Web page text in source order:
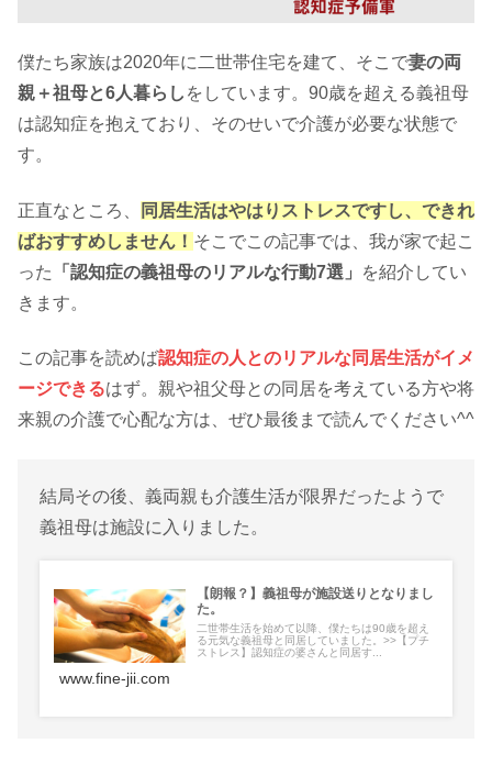
僕たち家族は2020年に二世帯住宅を建て、そこで妻の両
親＋祖母と6人暮らし をしています。90歳を超える義祖母
は認知症を抱えており、そのせいで介護が必要な状態で
す。
正直なところ、
同居生活はやはりストレスですし、できれ
ばおすすめしません！ そこでこの記事では、我が家で起こ
った
「認知症の義祖母のリアルな行動7選」
を紹介してい
きます。
この記事を読めば認知症の人とのリアルな同居生活がイメ
ージできるはず。親や祖父母との同居を考えている方や将
来親の介護で心配な方は、ぜひ最後まで読んでください^^
結局その後、義両親も介護生活が限界だったようで
義祖母は施設に入りました。
【朗報？】義祖母が施設送りとなりまし
た。
二世帯生活を始めて以降、僕たちは90歳を超え
る元気な義祖母と同居していました。>>【プチ
ストレス】認知症の婆さんと同居す...
www.fine-jii.com